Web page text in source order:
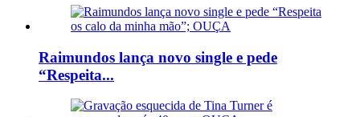
Raimundos lança novo single e pede
“Respeita...